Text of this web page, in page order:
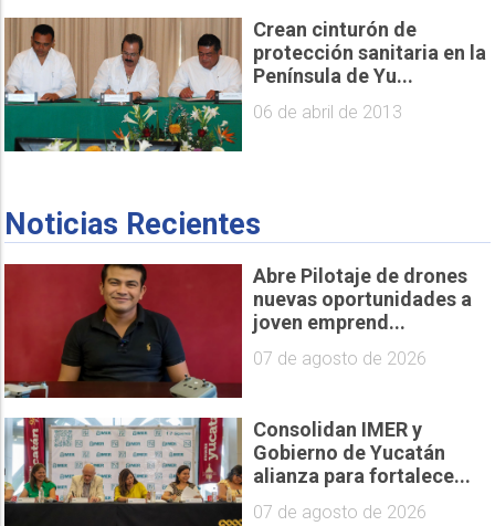
Crean cinturón de
protección sanitaria en la
Península de Yu...
06 de abril de 2013
Noticias Recientes
Abre Pilotaje de drones
nuevas oportunidades a
joven emprend...
07 de agosto de 2026
Consolidan IMER y
Gobierno de Yucatán
alianza para fortalece...
07 de agosto de 2026